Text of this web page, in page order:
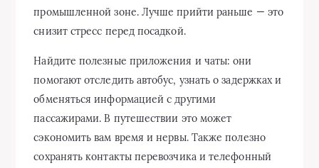
промышленной зоне. Лучше прийти раньше — это
снизит стресс перед посадкой.
Найдите полезные приложения и чаты: они
помогают отследить автобус, узнать о задержках и
обменяться информацией с другими
пассажирами. В путешествии это может
сэкономить вам время и нервы. Также полезно
сохранять контакты перевозчика и телефонный